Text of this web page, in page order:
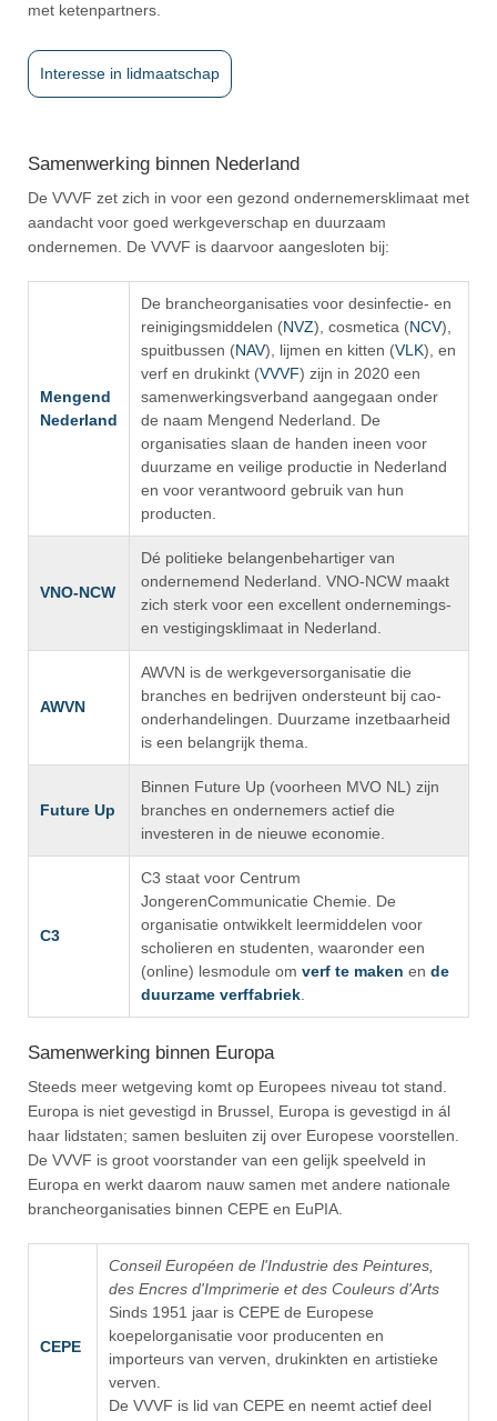
met ketenpartners.
Interesse in lidmaatschap
Samenwerking binnen Nederland
De VVVF zet zich in voor een gezond ondernemersklimaat met
aandacht voor goed werkgeverschap en duurzaam
ondernemen. De VVVF is daarvoor aangesloten bij:
Mengend
Nederland
De brancheorganisaties voor desinfectie- en
reinigingsmiddelen (NVZ), cosmetica (NCV),
spuitbussen (NAV), lijmen en kitten (VLK), en
verf en drukinkt (VVVF) zijn in 2020 een
samenwerkingsverband aangegaan onder
de naam Mengend Nederland. De
organisaties slaan de handen ineen voor
duurzame en veilige productie in Nederland
en voor verantwoord gebruik van hun
producten.
VNO-NCW
Dé politieke belangenbehartiger van
ondernemend Nederland. VNO-NCW maakt
zich sterk voor een excellent ondernemings-
en vestigingsklimaat in Nederland.
AWVN
AWVN is de werkgeversorganisatie die
branches en bedrijven ondersteunt bij cao-
onderhandelingen. Duurzame inzetbaarheid
is een belangrijk thema.
Future Up
Binnen Future Up (voorheen MVO NL) zijn
branches en ondernemers actief die
investeren in de nieuwe economie.
C3
C3 staat voor Centrum
JongerenCommunicatie Chemie. De
organisatie ontwikkelt leermiddelen voor
scholieren en studenten, waaronder een
(online) lesmodule om verf te maken en de
duurzame verffabriek.
Samenwerking binnen Europa
Steeds meer wetgeving komt op Europees niveau tot stand.
Europa is niet gevestigd in Brussel, Europa is gevestigd in ál
haar lidstaten; samen besluiten zij over Europese voorstellen.
De VVVF is groot voorstander van een gelijk speelveld in
Europa en werkt daarom nauw samen met andere nationale
brancheorganisaties binnen CEPE en EuPIA.
CEPE
Conseil Européen de l'Industrie des Peintures,
des Encres d'Imprimerie et des Couleurs d'Arts
Sinds 1951 jaar is CEPE de Europese
koepelorganisatie voor producenten en
importeurs van verven, drukinkten en artistieke
verven.
De VVVF is lid van CEPE en neemt actief deel